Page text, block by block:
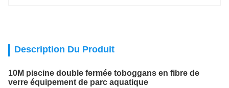
Description Du Produit
10M piscine double fermée toboggans en fibre de
verre équipement de parc aquatique